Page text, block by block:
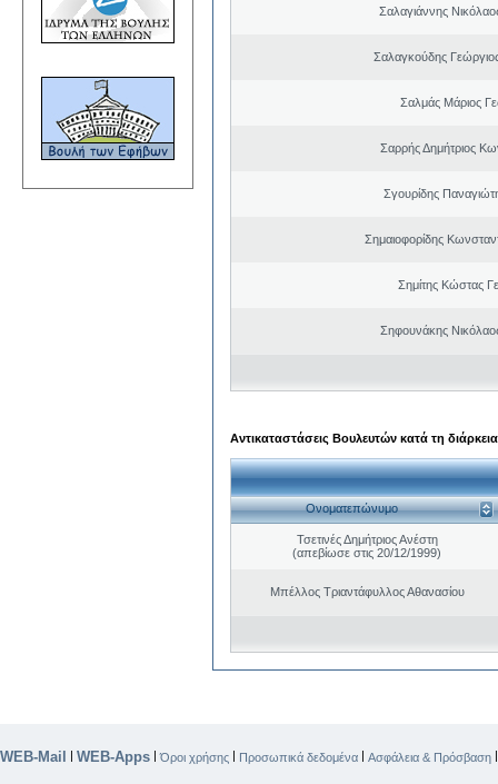
Σαλαγιάννης
Σαλαγκούδης
Σαλμάς Μάριος
Σαρρής Δημήτριος
Σγουρίδης
Σημαιοφορίδης
Σημίτης Κώστας
Σηφουνάκης
Αντικαταστάσεις Βουλευτών κατά τη
Ονοματεπώνυμο
Τσετινές Δημήτριος Ανέστη
(απεβίωσε στις 20/12/1999)
Μπέλλος Τριαντάφυλλος Αθανασίου
WEB-Mail | WEB-Apps |Όροι χρήσης | Προσωπικά δεδομένα | Ασφάλεια & Πρόσβαση